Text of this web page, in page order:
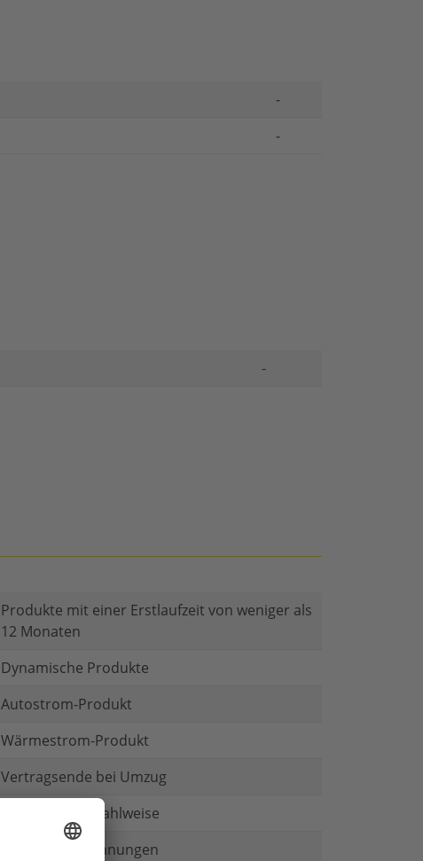
-
-
-
Produkte mit einer Erstlaufzeit von weniger als
12 Monaten
Dynamische Produkte
Autostrom-Produkt
Wärmestrom-Produkt
Vertragsende bei Umzug
Mehr als eine Zahlweise
Gedruckte Rechnungen